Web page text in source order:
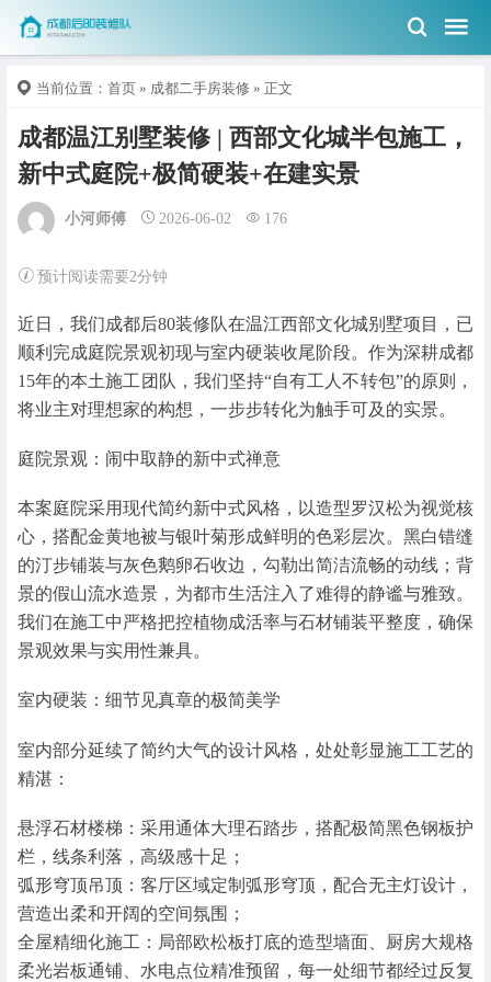
当前位置： 首页 » 成都二手房装修 » 正文
成都温江别墅装修 | 西部文化城半包施工，
新中式庭院+极简硬装+在建实景
小河师傅 2026-06-02 176
预计阅读需要2分钟
近日，我们成都后80装修队在温江西部文化城别墅项目，已
顺利完成庭院景观初现与室内硬装收尾阶段。作为深耕成都
15年的本土施工团队，我们坚持“自有工人不转包”的原则，
将业主对理想家的构想，一步步转化为触手可及的实景。
庭院景观：闹中取静的新中式禅意
本案庭院采用现代简约新中式风格，以造型罗汉松为视觉核
心，搭配金黄地被与银叶菊形成鲜明的色彩层次。黑白错缝
的汀步铺装与灰色鹅卵石收边，勾勒出简洁流畅的动线；背
景的假山流水造景，为都市生活注入了难得的静谧与雅致。
我们在施工中严格把控植物成活率与石材铺装平整度，确保
景观效果与实用性兼具。
室内硬装：细节见真章的极简美学
室内部分延续了简约大气的设计风格，处处彰显施工工艺的
精湛：
悬浮石材楼梯：采用通体大理石踏步，搭配极简黑色钢板护
栏，线条利落，高级感十足；
弧形穹顶吊顶：客厅区域定制弧形穹顶，配合无主灯设计，
营造出柔和开阔的空间氛围；
全屋精细化施工：局部欧松板打底的造型墙面、厨房大规格
柔光岩板通铺、水电点位精准预留，每一处细节都经过反复